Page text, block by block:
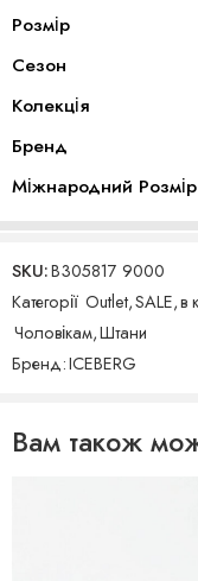
Розмір
Сезон
Колекція
Бренд
Міжнародний Розмір
SKU:B305817 9000
Категорії Outlet,SALE,в
Чоловікам,Штани
Бренд:ICEBERG
Вам також